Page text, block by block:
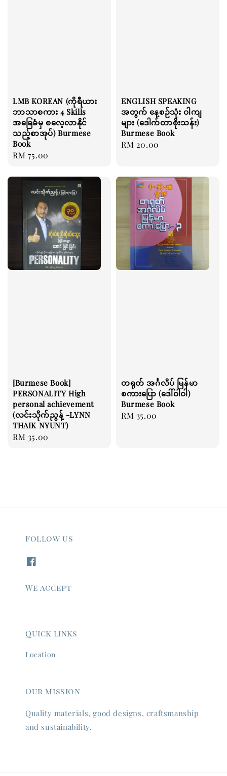
LMB KOREAN (ကိုရီယား
ဘာသာစကား 4 Skills
အခြေခံမှ စလေ့လာနိုင်
သည့်စာအုပ်) Burmese
Book
Regular
RM 75.00
ENGLISH SPEAKING
အတွက် နေ့စဉ်သုံး ဝါကျ
များ (ဒေါက်တာစိုးသန်း)
Burmese Book
Regular
RM 20.00
[Burmese Book]
PERSONALITY High
personal achievement
(လင်းသိုက်ညွန့် -LYNN
THAIK NYUNT)
Regular
RM 35.00
တရုတ် အင်္ဂလိပ် မြန်မာ
စကားပြော (ဒေါ်ဝါဝါ)
Burmese Book
Regular
RM 35.00
Follow us
We accept
Quick links
Location
Our mission
Quality materials, good designs, craftsmanship
and sustainability.